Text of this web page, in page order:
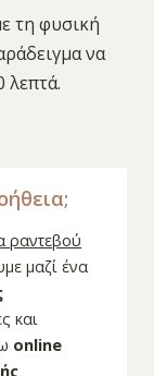
τη φυσική
να
λεπτά.
ραντεβού
μαζί ένα
και
online